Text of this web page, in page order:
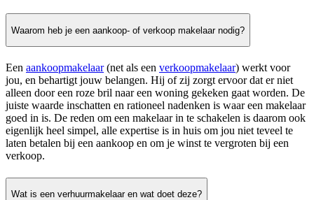
Waarom heb je een aankoop- of verkoop makelaar nodig?
Een aankoopmakelaar(net als een verkoopmakelaar) werkt voor
jou, en behartigt jouw belangen. Hij of zij zorgt ervoor dat er niet
alleen door een roze bril naar een woning gekeken gaat worden. De
juiste waarde inschatten en rationeel nadenken is waar een makelaar
goed in is. De reden om een makelaar in te schakelen is daarom ook
eigenlijk heel simpel, alle expertise is in huis om jou niet teveel te
laten betalen bij een aankoop en om je winst te vergroten bij een
verkoop.
Wat is een verhuurmakelaar en wat doet deze?